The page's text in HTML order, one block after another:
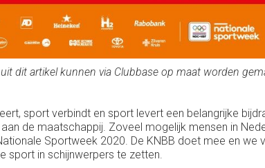
dit artikel kunnen via Clubbase op maat worden
sport verbindt en sport levert een belangrijke
de maatschappij. Zoveel mogelijk mensen in
Sportweek 2020. De KNBB doet mee en we
sport in schijnwerpers te zetten.